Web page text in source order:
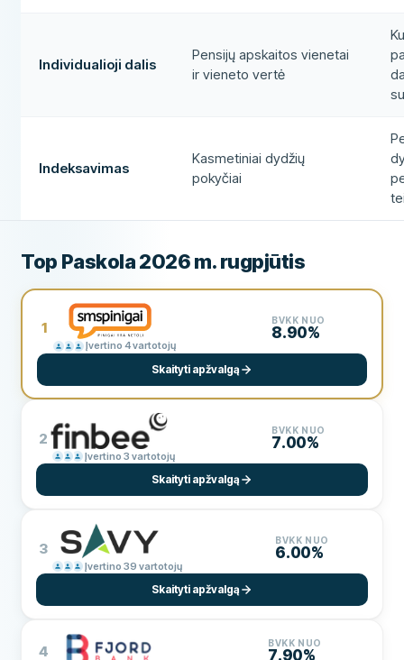
Individualioji dalis
Pensijų apskaitos vienetai
ir vieneto vertė
Indeksavimas
Kasmetiniai dydžių
pokyčiai
Top Paskola 2026 m. rugpjūtis
1
Įvertino 4 vartotojų
BVKK NUO
8.90%
Skaityti apžvalgą
2
Įvertino 3 vartotojų
BVKK NUO
7.00%
Skaityti apžvalgą
3
Įvertino 39 vartotojų
BVKK NUO
6.00%
Skaityti apžvalgą
4 BVKK NUO
7.90%